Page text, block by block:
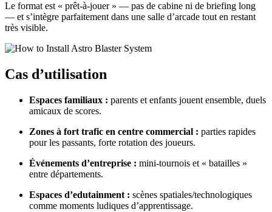
Le format est « prêt-à-jouer » — pas de cabine ni de briefing long
— et s’intègre parfaitement dans une salle d’arcade tout en restant
très visible.
Cas d’utilisation
Espaces familiaux : parents et enfants jouent ensemble, duels
amicaux de scores.
Zones à fort trafic en centre commercial : parties rapides
pour les passants, forte rotation des joueurs.
Événements d’entreprise : mini-tournois et « batailles »
entre départements.
Espaces d’edutainment : scènes spatiales/technologiques
comme moments ludiques d’apprentissage.